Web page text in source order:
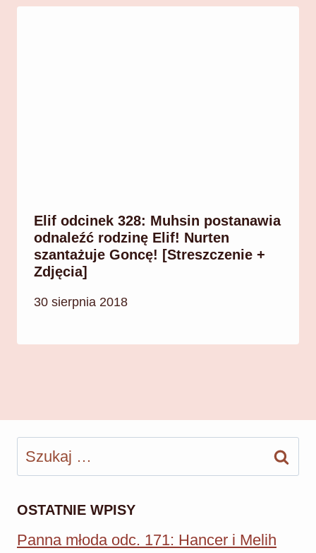
Elif odcinek 328: Muhsin postanawia
odnaleźć rodzinę Elif! Nurten
szantażuje Goncę! [Streszczenie +
Zdjęcia]
30 sierpnia 2018
Szukaj:
OSTATNIE WPISY
Panna młoda odc. 171: Hancer i Melih